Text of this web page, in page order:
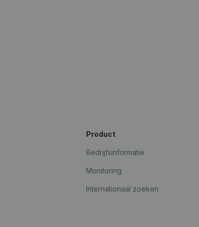
Product
Bedrijfsinformatie
Monitoring
Internationaal zoeken